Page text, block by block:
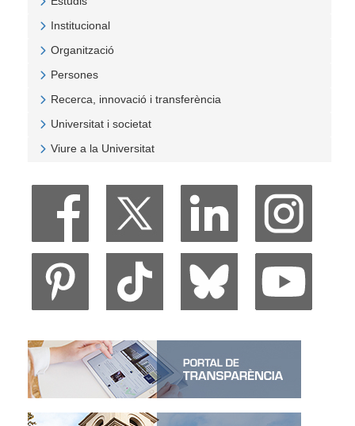
Institucional
Organització
Persones
Recerca, innovació i transferència
Universitat i societat
Viure a la Universitat